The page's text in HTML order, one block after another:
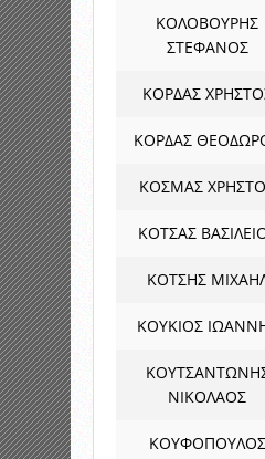
ΚΟΛΟΒΟΥΡΗΣ
ΣΤΕΦΑΝΟΣ
ΚΟΡΔΑΣ
ΚΟΡΔΑΣ
ΚΟΣΜΑΣ
ΚΟΤΣΑΣ
ΚΟΤΣΗΣ
ΚΟΥΚΙΟΣ
ΝΙΚΟΛΑΟΣ
ΚΟΥΦΟΠΟΥΛΟΣ